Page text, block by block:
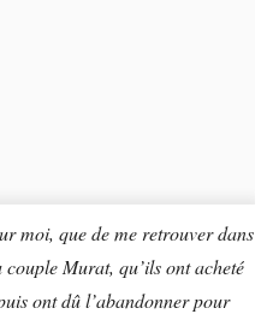
moi, que de me retrouver dans
Murat, qu’ils ont acheté
ont dû l’abandonner pour